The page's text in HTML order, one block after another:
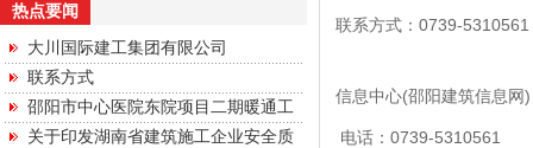
联系方式：0739-5310561
信息中心(邵阳建筑信息
电话：0739-
热点要闻
大川国际建工集团有限公司
联系方式
邵阳市中心医院东院项目二期暖通工
关于印发湖南省建筑施工企业安全质